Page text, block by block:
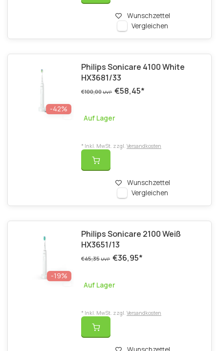
Wunschzettel
Vergleichen
-42%
Philips Sonicare 4100 White
HX3681/33
€100,00UVP €58,45*
Auf Lager
Wunschzettel
Vergleichen
* Inkl. MwSt. zzgl. Versandkosten
-19%
Philips Sonicare 2100 Weiß
HX3651/13
€45,35UVP €36,95*
Auf Lager
* Inkl. MwSt. zzgl. Versandkosten